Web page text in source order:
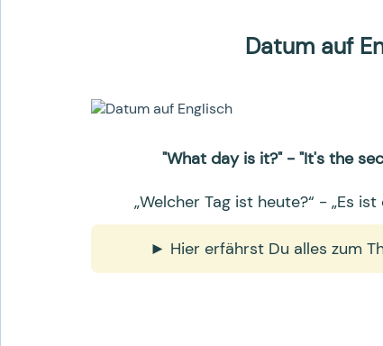
Datum auf
"What day is it?" - "It's the
„Welcher Tag ist heute?“ - „Es
► Hier erfährst Du alles zum